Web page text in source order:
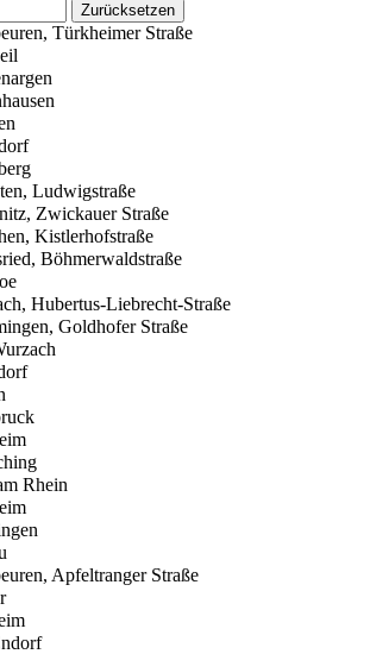
Zurücksetzen
Türkheimer Straße
Ludwigstraße
Zwickauer Straße
Kistlerhofstraße
Böhmerwaldstraße
Hubertus-Liebrecht-Straße
Goldhofer Straße
Rhein
Apfeltranger Straße